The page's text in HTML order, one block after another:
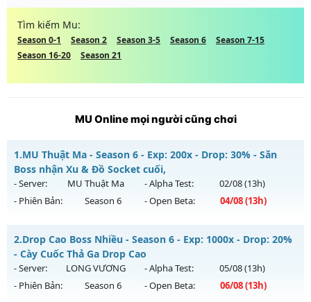
Tìm kiếm Mu:
Season 0-1 Season 2 Season 3-5 Season 6
Season 7-15
Season 16-20
Season 21
MU Online mọi người cũng chơi
1.MU Thuật Ma - Season 6 - Exp: 200x - Drop: 30% - Săn
Boss nhận Xu & Đồ Socket cuối,
- Server: MU Thuật Ma - Alpha Test: 02/08(13h)
- Phiên Bản:
Season 6 - Open Beta: 04/08(13h)
MU Thuật Ma - Săn Boss nhận Xu & Đồ Socket cuối,
Mu mới ra tháng 08 2026 - Mở máy chủ
13h ngày 04/08/2626
Exp: 200x - Drop: 30%
2.Drop Cao Boss Nhiều - Season 6 - Exp: 1000x - Drop: 20%
- Cày Cuốc Thả Ga Drop Cao
- Server: LONG VƯƠNG - Alpha Test: 05/08(13h)
- Phiên Bản:
Season 6 - Open Beta: 06/08(13h)